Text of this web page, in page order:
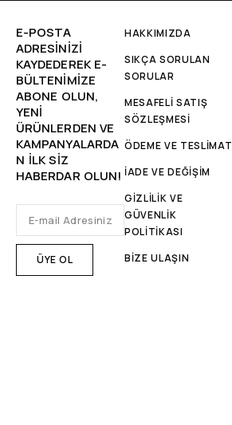
E-POSTA
ADRESINIZI
KAYDEDEREK E-
BÜLTENIMIZE
ABONE OLUN,
YENİ
ÜRÜNLERDEN VE
KAMPANYALARDA
N ILK SIZ
HABERDAR OLUN!
HAKKIMIZDA
SIKÇA SORULAN
SORULAR
MESAFELİ SATIŞ
SÖZLEŞMESİ
ÖDEME VE TESLİMAT
İADE VE DEĞİŞİM
GİZLİLİK VE
GÜVENLİK
POLİTİKASI
BİZE ULAŞIN